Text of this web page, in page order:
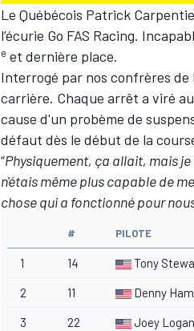
Le Québécois Patrick
l’écurie Go FAS Racing.
e et dernière place.
Interrogé par nos confrères de
carrière. Chaque arrêt a viré
cause d'un probème de
défaut dès le début de la
“Physiquement, ça allait, mais
n'étais même plus capable de
chose qui a fonctionné pour
# PILOTE
1 14 Tony
2 11 Denny
3 22 Joey